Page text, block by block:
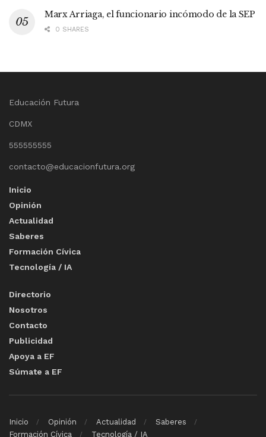
Marx Arriaga, el funcionario incómodo de la SEP
0 SHARES
Educación Futura
CDMX
555555555
contacto@educacionfutura.org
Inicio
Opinión
Actualidad
Saberes
Formación Cívica
Tecnología / IA
Directorio
Nosotros
Contacto
Publicidad
Apoya a EF
Súmate a EF
Inicio Opinión Actualidad
Saberes
Formación Cívica
Tecnología / IA